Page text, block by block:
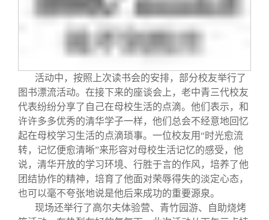
活动中，按照上次读书会的安排，部分校友举行了
图书漂流活动。在接下来的座谈会上，老中青三代校友
代表纷纷分享了自己在母校生活的点滴。他们表示，和
许许多多优秀的清华学子一样，他们总会不经意地回忆
起在母校学习生活的点滴琐事。一位校友用“时光愈流
转，记忆便愈清晰”来形容对母校生活记忆的感受，他
说，清华开放的学习环境、行胜于言的作风，培养了他
团结协作的精神，培育了他面对荣辱得失的淡定心态，
也可以毫不夸张地说是他后来成功的重要源泉。
现场还举行了高尔夫体验营、青竹园游、自助烧烤